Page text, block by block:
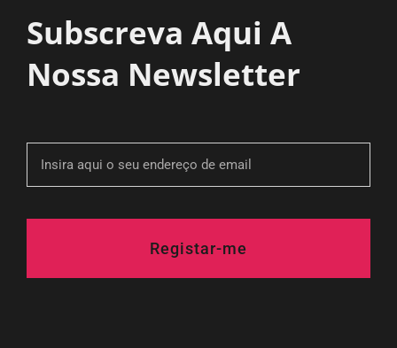
Subscreva Aqui A
Nossa Newsletter
Registar-me